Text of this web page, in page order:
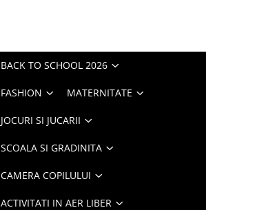
BACK TO SCHOOL 2026
FASHION MATERNITATE
JOCURI SI JUCARII
SCOALA SI GRADINITA
CAMERA COPILULUI
ACTIVITATI IN AER LIBER